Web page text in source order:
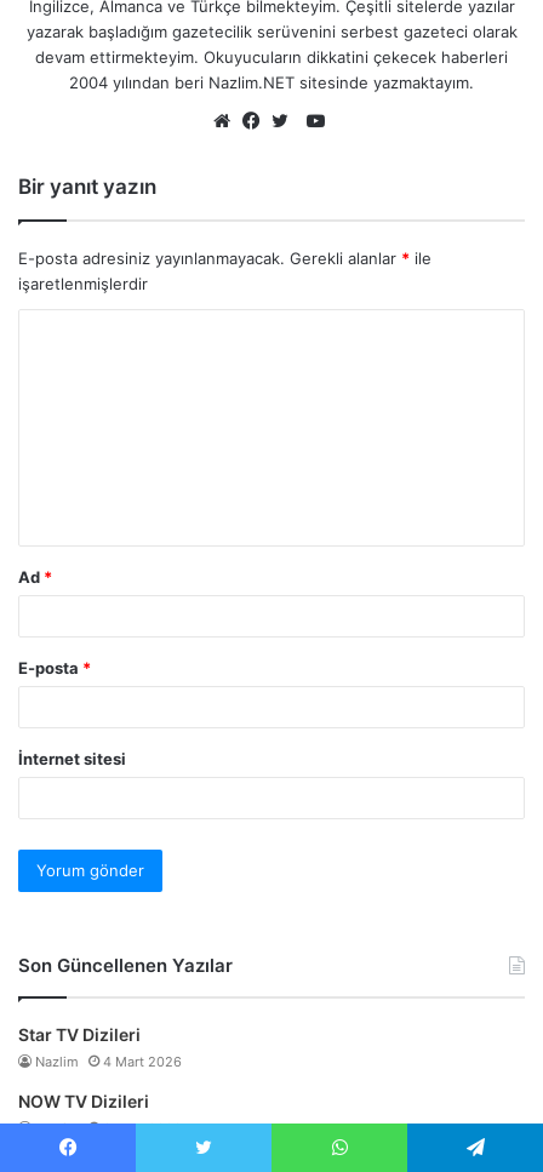
İngilizce, Almanca ve Türkçe bilmekteyim. Çeşitli sitelerde yazılar
yazarak başladığım gazetecilik serüvenini serbest gazeteci olarak
devam ettirmekteyim. Okuyucuların dikkatini çekecek haberleri
2004 yılından beri Nazlim.NET sitesinde yazmaktayım.
YouTube
Bir yanıt yazın
E-posta adresiniz yayınlanmayacak. Gerekli alanlar * ile
işaretlenmişlerdir
Ad *
E-posta *
İnternet sitesi
Son Güncellenen Yazılar
Star TV Dizileri
Nazlim 4 Mart 2026
NOW TV Dizileri
Nazlim 3 Mart 2026